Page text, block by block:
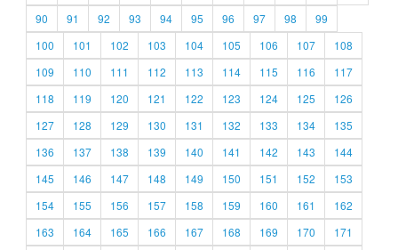
90
91 92 93 94 95 96 97 98
99
100
101 102 103 104 105 106 107
108
109
110 111 112 113 114 115 116
117
118
119 120 121 122 123 124 125
126
127
128 129 130 131 132 133 134
135
136
137 138 139 140 141 142 143
144
145
146 147 148 149 150 151 152
153
154
155 156 157 158 159 160 161
162
163
164 165 166 167 168 169 170
171